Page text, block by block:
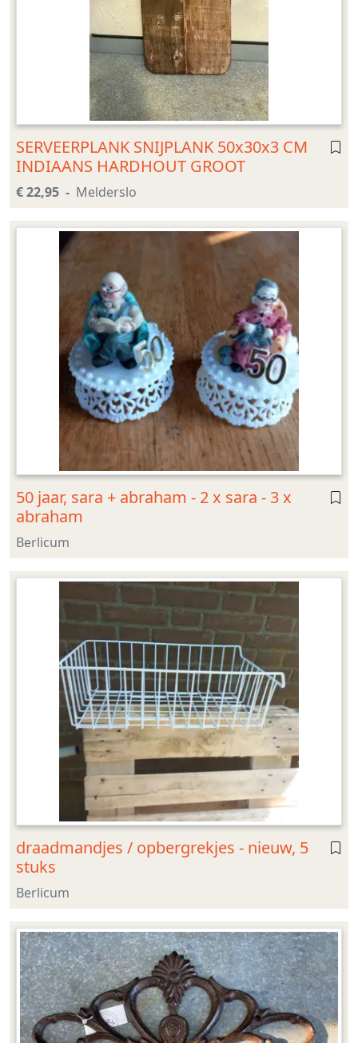
SERVEERPLANK SNIJPLANK 50x30x3 CM
INDIAANS HARDHOUT GROOT
€ 22,95 Melderslo
50 jaar, sara + abraham - 2 x sara - 3 x
abraham
Berlicum
draadmandjes / opbergrekjes - nieuw, 5
stuks
Berlicum